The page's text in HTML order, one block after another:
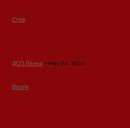
Став
ДСП Ленка - May 26, 2025
Вести